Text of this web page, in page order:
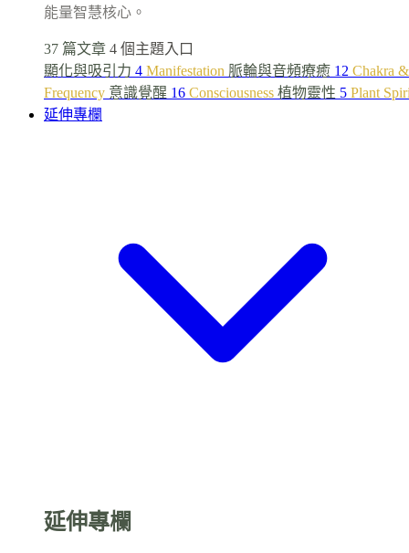
能量智慧核心。
37 篇文章 4 個主題入口
顯化與吸引力 4 Manifestation 脈輪與音頻療癒 12 Chakra &
Frequency 意識覺醒 16 Consciousness 植物靈性 5 Plant
延伸專欄
延伸專欄